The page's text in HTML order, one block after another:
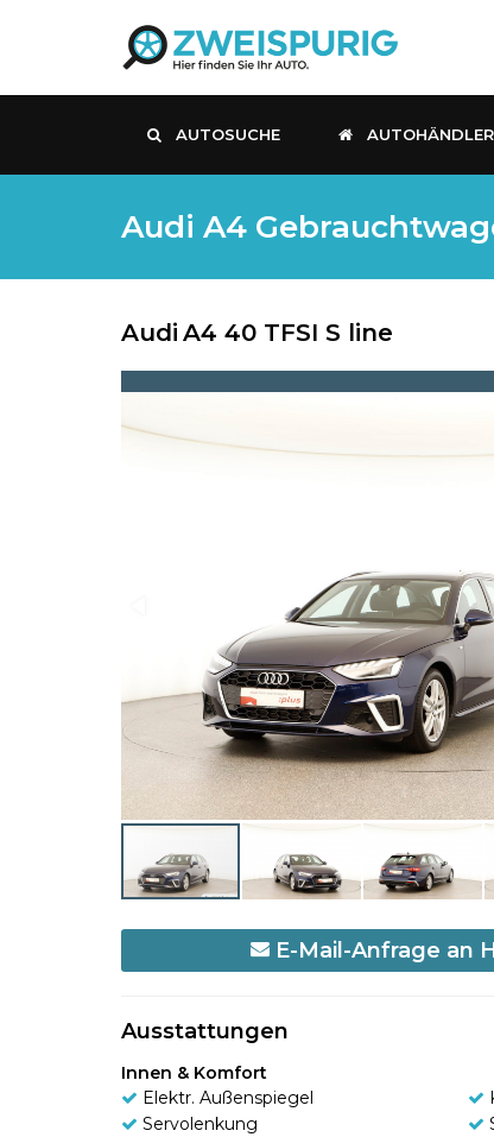
AUTOSUCHE AUTOHÄNDLER
Audi A4
Audi A4 40 TFSI S line
E-Mail-Anfrage an
Ausstattungen
Innen & Komfort
Elektr. Außenspiegel
Servolenkung